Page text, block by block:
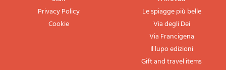
Privacy Policy
Cookie
Le spiagge più belle
Via degli Dei
Via Francigena
Il lupo edizioni
Gift and travel items